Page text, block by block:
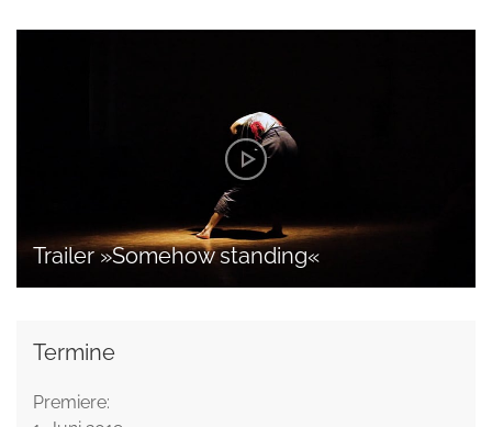
Trailer »Somehow standing«
Termine
Premiere: